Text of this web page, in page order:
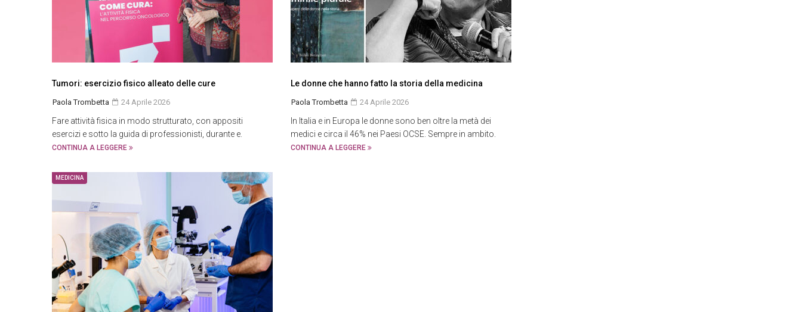
Tumori: esercizio fisico alleato delle cure
Paola Trombetta 24 Aprile 2026
Fare attività fisica in modo strutturato, con appositi
esercizi e sotto la guida di professionisti, durante e.
CONTINUA A LEGGERE
Le donne che hanno fatto la storia della medicina
Paola Trombetta 24 Aprile 2026
In Italia e in Europa le donne sono ben oltre la metà dei
medici e circa il 46% nei Paesi OCSE. Sempre in ambito.
CONTINUA A LEGGERE
MEDICINA